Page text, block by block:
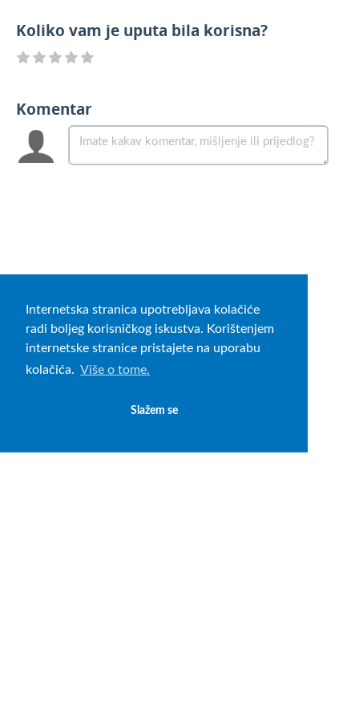
Internetska stranica upotrebljava kolačiće
radi boljeg korisničkog iskustva. Korištenjem
internetske stranice pristajete na uporabu
kolačića. Više o tome.
Slažem se
Koliko vam je uputa bila korisna?
Komentar